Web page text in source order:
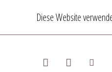
Diese Website